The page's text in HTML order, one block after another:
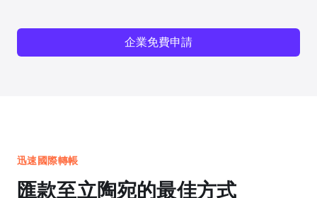
企業免費申請
迅速國際轉帳
匯款至立陶宛的最佳方式